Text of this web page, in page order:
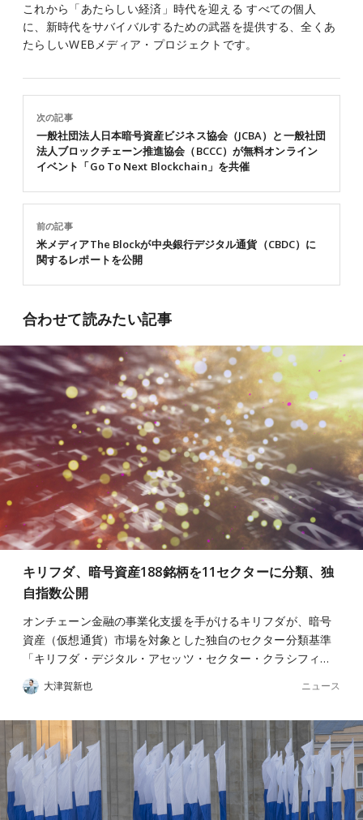
これから「あたらしい経済」時代を迎える すべての個人
に、新時代をサバイバルするための武器を提供する、全くあ
たらしいWEBメディア・プロジェクトです。
前の記事
米メディアThe Blockが中央銀行デジタル通貨（CBDC）に
関するレポートを公開
次の記事
一般社団法人日本暗号資産ビジネス協会（JCBA）と一般社団
法人ブロックチェーン推進協会（BCCC）が無料オンライン
イベント「Go To Next Blockchain」を共催
合わせて読みたい記事
キリフダ、暗号資産188銘柄を11セクターに分類、独
自指数公開
オンチェーン金融の事業化支援を手がけるキリフダが、暗号
資産（仮想通貨）市場を対象とした独自のセクター分類基準
「キリフダ・デジタル・アセッツ・セクター・クラシフィ…
大津賀新也 ニュース